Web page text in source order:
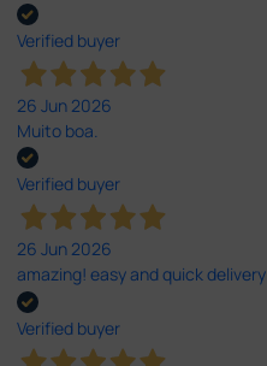
Verified buyer
26 Jun 2026
Muito boa.
Verified buyer
26 Jun 2026
amazing! easy and quick delivery
Verified buyer